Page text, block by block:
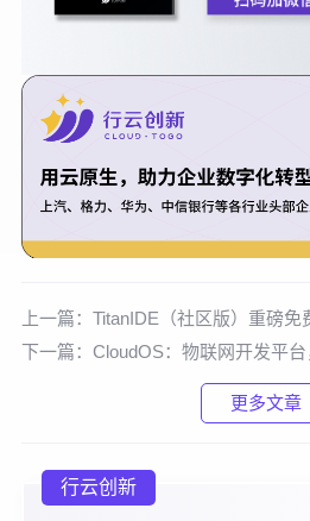
上一篇： TitanIDE（社区版）重磅免
下一篇： CloudOS：物联网开发平
更多文章
行云创新